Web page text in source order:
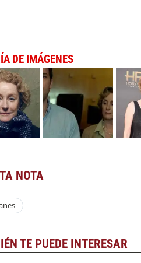
DE IMÁGENES
NOTA
TE PUEDE INTERESAR